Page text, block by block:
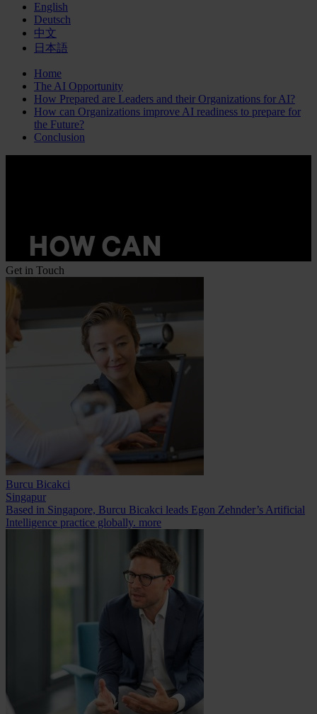
English
Deutsch
中文
日本語
Home
The AI Opportunity
How Prepared are Leaders and their Organizations for AI?
How can Organizations improve AI readiness to prepare for
the Future?
Conclusion
Get in Touch
Burcu Bicakci
Singapur
Based in Singapore, Burcu Bicakci leads Egon Zehnder’s Artificial
Intelligence practice globally. more